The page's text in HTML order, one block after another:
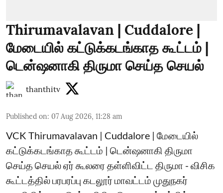
Thirumavalavan | Cuddalore |
மேடையில் கட்டுக்கடங்காத கூட்டம் |
டென்ஷனாகி திருமா செய்த செயல்
thanthitv
Published on: 07 Aug 2026, 11:28 am
VCK Thirumavalavan | Cuddalore | மேடையில்
கட்டுக்கடங்காத கூட்டம் | டென்ஷனாகி திருமா
செய்த செயல் ஏர் கூலரை தள்ளிவிட்ட திருமா - விசிக
கூட்டத்தில் பரபரப்பு கடலூர் மாவட்டம் முதுநகர்